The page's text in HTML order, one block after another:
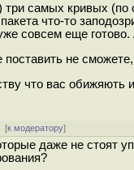
самых кривых
что-то
совсем еще готово.
не
что вас обижяють
[к модератору]
даже не стоят